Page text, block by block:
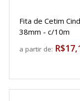
Fita de Cetim
38mm - c/10m
a partir de: